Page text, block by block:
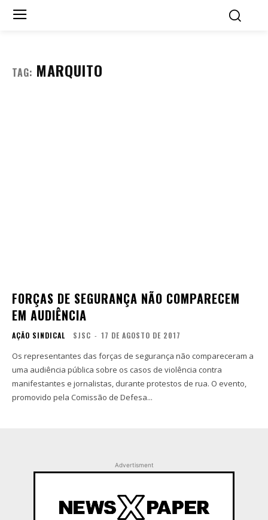
TAG: MARQUITO
FORÇAS DE SEGURANÇA NÃO COMPARECEM
EM AUDIÊNCIA
AÇÃO SINDICAL SJSC - 17 DE AGOSTO DE 2017
Os representantes das forças de segurança não compareceram a
uma audiência pública sobre os casos de violência contra
manifestantes e jornalistas, durante protestos de rua. O evento,
promovido pela Comissão de Defesa...
Advertisment